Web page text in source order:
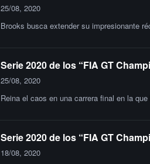
25/08, 2020
Brooks busca extender su impresionante
Serie 2020 de los “FIA GT
25/08, 2020
Reina el caos en una carrera final en la
Serie 2020 de los “FIA GT
18/08, 2020